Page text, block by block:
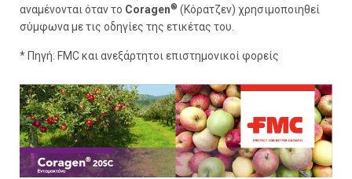
αναμένονται όταν το Coragen® (Κόρατζεν) χρησιμοποιηθεί
σύμφωνα με τις οδηγίες της ετικέτας του.
* Πηγή: FMC και ανεξάρτητοι επιστημονικοί φορείς